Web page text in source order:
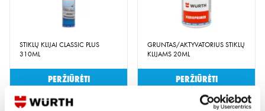
STIKLŲ KLIJAI CLASSIC PLUS
310ML
Peržiūrėti
GRUNTAS/AKTYVATORIUS STIKLŲ
KLIJAMS 20ML
Peržiūrėti